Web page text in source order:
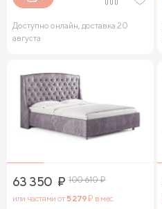
Доступно онлайн, доставка 20
августа
63 350 ₽ 100 610₽
или частями от5 279₽ в мес.